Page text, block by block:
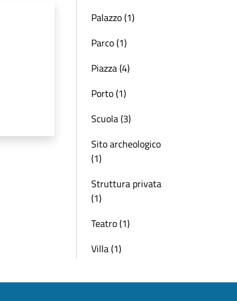
Palazzo (1)
Parco (1)
Piazza (4)
Porto (1)
Scuola (3)
Sito archeologico
(1)
Struttura privata
(1)
Teatro (1)
Villa (1)